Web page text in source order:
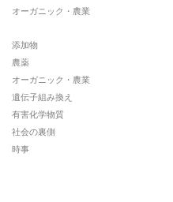
オーガニック・農業
添加物
農薬
オーガニック・農業
遺伝子組み換え
有害化学物質
社会の裏側
時事